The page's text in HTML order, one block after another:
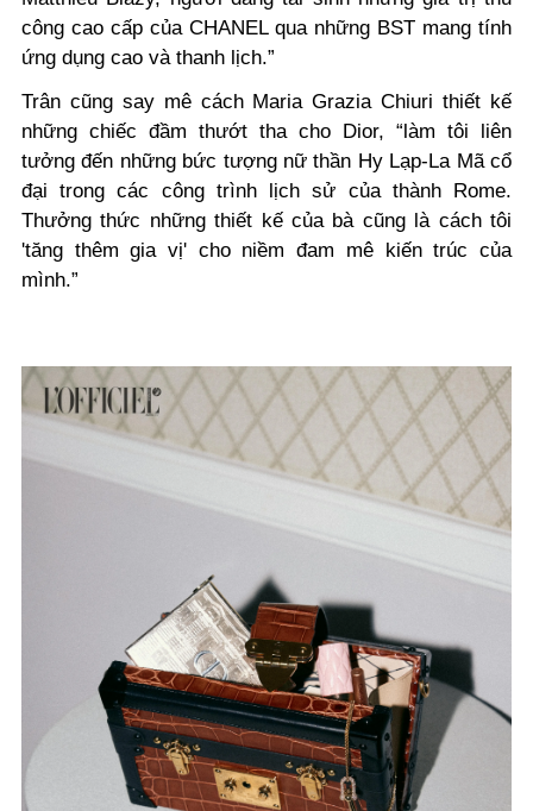
công cao cấp của CHANEL qua những BST mang tính
ứng dụng cao và thanh lịch.”
Trân cũng say mê cách Maria Grazia Chiuri thiết kế
những chiếc đầm thướt tha cho Dior, “làm tôi liên
tưởng đến những bức tượng nữ thần Hy Lạp-La Mã cổ
đại trong các công trình lịch sử của thành Rome.
Thưởng thức những thiết kế của bà cũng là cách tôi
'tăng thêm gia vị' cho niềm đam mê kiến trúc của
mình.”